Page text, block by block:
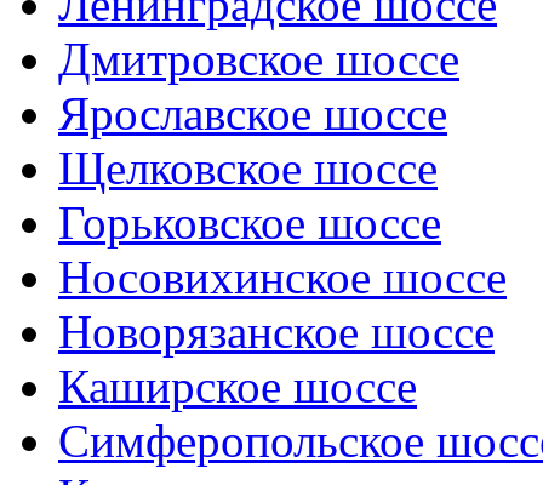
Дмитровское шоссе
Ярославское шоссе
Щелковское шоссе
Горьковское шоссе
Носовихинское шоссе
Новорязанское шоссе
Каширское шоссе
Симферопольское